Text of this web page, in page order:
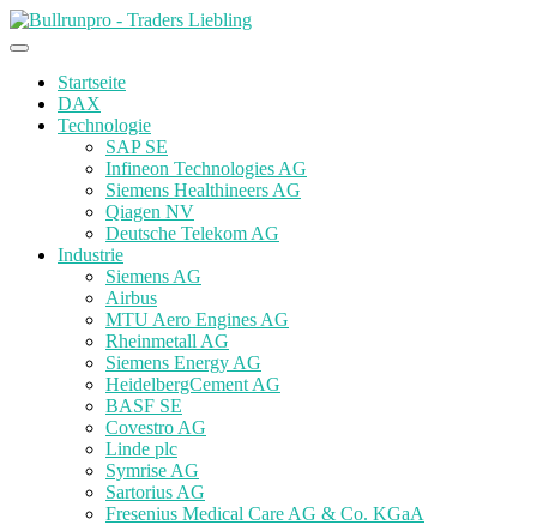
Startseite
DAX
Technologie
SAP SE
Infineon Technologies AG
Siemens Healthineers AG
Qiagen NV
Deutsche Telekom AG
Industrie
Siemens AG
Airbus
MTU Aero Engines AG
Rheinmetall AG
Siemens Energy AG
HeidelbergCement AG
BASF SE
Covestro AG
Linde plc
Symrise AG
Sartorius AG
Fresenius Medical Care AG & Co. KGaA